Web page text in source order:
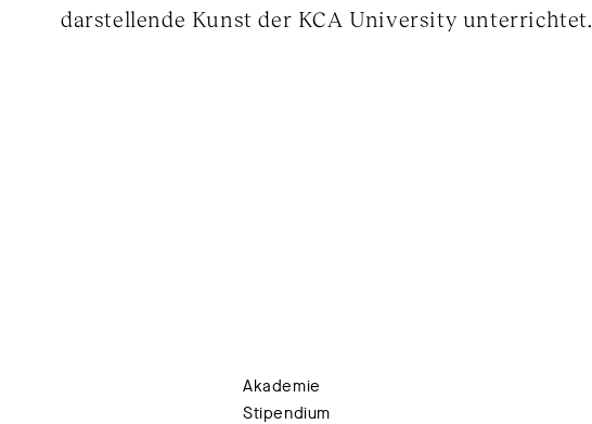
darstellende Kunst der KCA University unterrichtet.
Akademie
Stipendium